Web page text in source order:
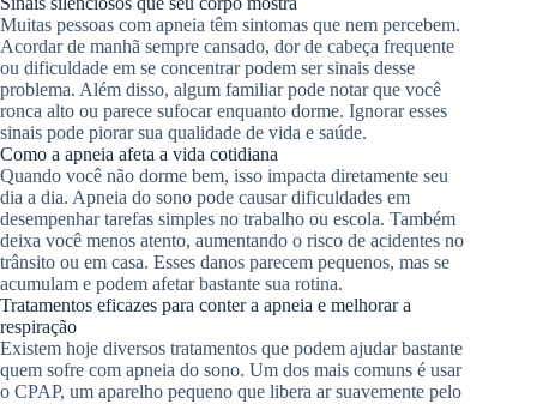
Muitas pessoas com apneia têm sintomas que nem percebem.
Acordar de manhã sempre cansado, dor de cabeça frequente
ou dificuldade em se concentrar podem ser sinais desse
problema. Além disso, algum familiar pode notar que você
ronca alto ou parece sufocar enquanto dorme. Ignorar esses
sinais pode piorar sua qualidade de vida e saúde.
Como a apneia afeta a vida cotidiana
Quando você não dorme bem, isso impacta diretamente seu
dia a dia. Apneia do sono pode causar dificuldades em
desempenhar tarefas simples no trabalho ou escola. Também
deixa você menos atento, aumentando o risco de acidentes no
trânsito ou em casa. Esses danos parecem pequenos, mas se
acumulam e podem afetar bastante sua rotina.
Tratamentos eficazes para conter a apneia e melhorar a
respiração
Existem hoje diversos tratamentos que podem ajudar bastante
quem sofre com apneia do sono. Um dos mais comuns é usar
o CPAP, um aparelho pequeno que libera ar suavemente pelo